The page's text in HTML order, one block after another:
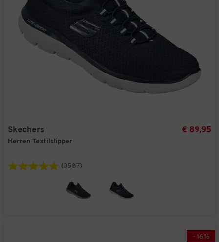
Skechers
Herren Textilslipper
€ 89,95
(3587)
- 16%